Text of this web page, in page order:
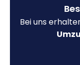
Bei uns